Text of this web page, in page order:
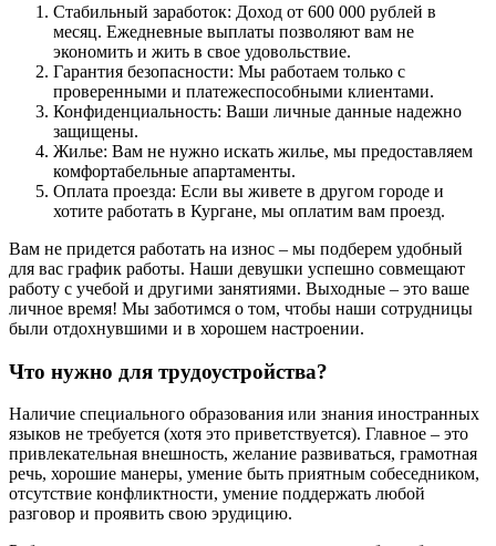
Стабильный заработок: Доход от 600 000 рублей в
месяц. Ежедневные выплаты позволяют вам не
экономить и жить в свое удовольствие.
Гарантия безопасности: Мы работаем только с
проверенными и платежеспособными клиентами.
Конфиденциальность: Ваши личные данные надежно
защищены.
Жилье: Вам не нужно искать жилье, мы предоставляем
комфортабельные апартаменты.
Оплата проезда: Если вы живете в другом городе и
хотите работать в Кургане, мы оплатим вам проезд.
Вам не придется работать на износ – мы подберем удобный
для вас график работы. Наши девушки успешно совмещают
работу с учебой и другими занятиями. Выходные – это ваше
личное время! Мы заботимся о том, чтобы наши сотрудницы
были отдохнувшими и в хорошем настроении.
Что нужно для трудоустройства?
Наличие специального образования или знания иностранных
языков не требуется (хотя это приветствуется). Главное – это
привлекательная внешность, желание развиваться, грамотная
речь, хорошие манеры, умение быть приятным собеседником,
отсутствие конфликтности, умение поддержать любой
разговор и проявить свою эрудицию.